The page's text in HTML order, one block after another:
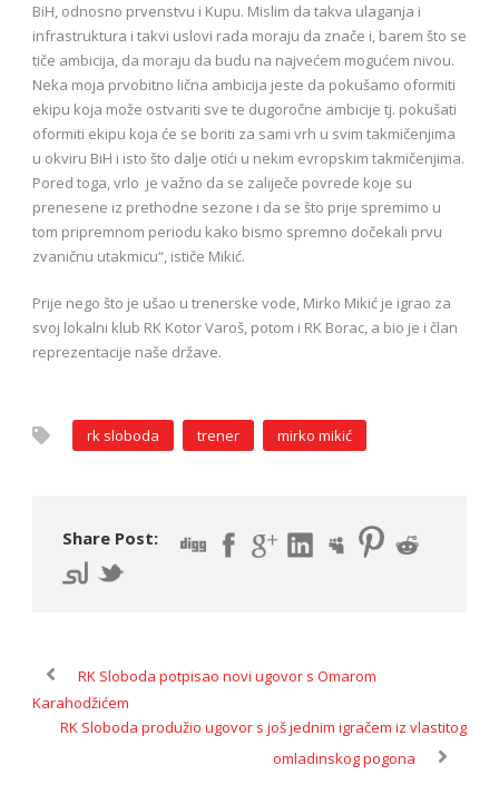
BiH, odnosno prvenstvu i Kupu. Mislim da takva ulaganja i
infrastruktura i takvi uslovi rada moraju da znače i, barem što se
tiče ambicija, da moraju da budu na najvećem mogućem nivou.
Neka moja prvobitno lična ambicija jeste da pokušamo oformiti
ekipu koja može ostvariti sve te dugoročne ambicije tj. pokušati
oformiti ekipu koja će se boriti za sami vrh u svim takmičenjima
u okviru BiH i isto što dalje otići u nekim evropskim takmičenjima.
Pored toga, vrlo je važno da se zaliječe povrede koje su
prenesene iz prethodne sezone i da se što prije spremimo u
tom pripremnom periodu kako bismo spremno dočekali prvu
zvaničnu utakmicu“, ističe Mikić.
Prije nego što je ušao u trenerske vode, Mirko Mikić je igrao za
svoj lokalni klub RK Kotor Varoš, potom i RK Borac, a bio je i član
reprezentacije naše države.
rk sloboda trener mirko mikić
Share Post:
RK Sloboda potpisao novi ugovor s Omarom
Karahodžićem
RK Sloboda produžio ugovor s još jednim igračem iz vlastitog
omladinskog pogona